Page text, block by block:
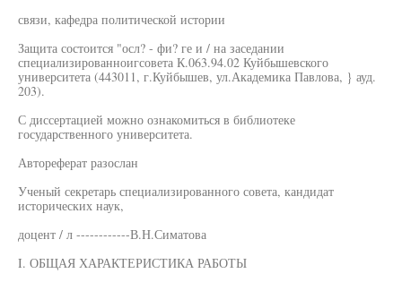
связи, кафедра политической истории
Защита состоится "осл? - фи? ге и / на заседании
специализированноигсовета К.063.94.02 Куйбышевского
университета (443011, г.Куйбышев, ул.Академика Павлова, } ауд.
203).
С диссертацией можно ознакомиться в библиотеке
государственного университета.
Автореферат разослан
Ученый секретарь специализированного совета, кандидат
исторических наук,
доцент / л ------------В.Н.Симатова
I. ОБЩАЯ ХАРАКТЕРИСТИКА РАБОТЫ